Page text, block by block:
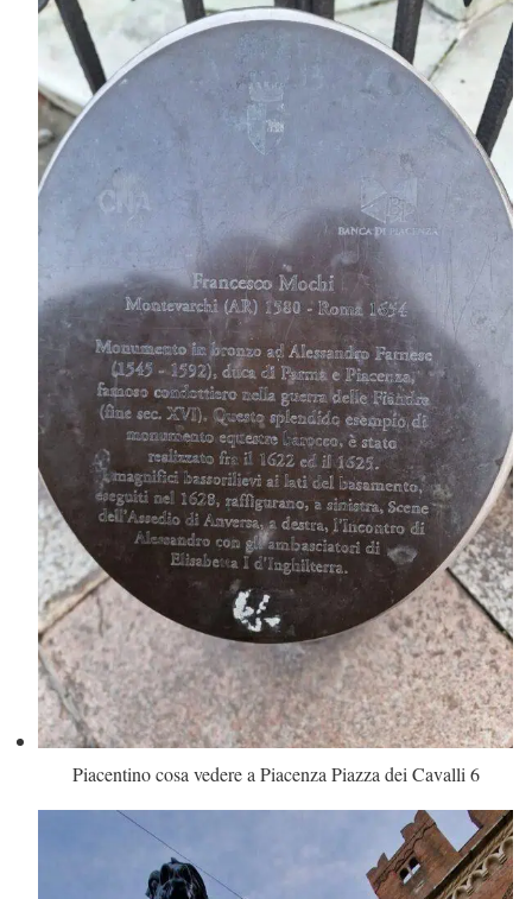
Piacentino cosa vedere a Piacenza Piazza dei Cavalli 6